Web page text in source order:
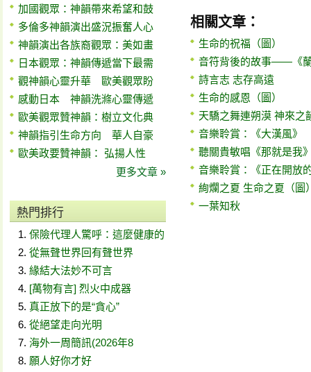
加國觀眾：神韻帶來希望和鼓
多倫多神韻演出盛況振奮人心
神韻演出各族裔觀眾：美如畫
日本觀眾：神韻傳遞當下最需
觀神韻心靈升華 歐美觀眾盼
感動日本 神韻洗滌心靈傳遞
歐美觀眾贊神韻：樹立文化典
神韻指引生命方向 華人自豪
歐美政要贊神韻： 弘揚人性
更多文章 »
熱門排行
保險代理人驚呼：這麼健康的
從無聲世界回有聲世界
緣結大法妙不可言
[萬物有言] 烈火中成器
真正放下的是“貪心”
從絕望走向光明
海外一周簡訊(2026年8
願人好你才好
相關文章：
生命的祝福（圖）
音符背後的故事——《
詩言志 志存高遠
生命的感恩（圖）
天驕之舞連朔漠 神來之
音樂聆賞：《大漢風》
聽關貴敏唱《那就是我
音樂聆賞：《正在開放
絢爛之夏 生命之夏（圖
一葉知秋